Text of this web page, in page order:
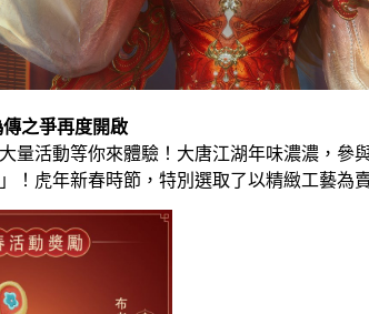
之爭再度開啟
量活動等你來體驗！大唐江湖年味濃濃，
！虎年新春時節，特別選取了以精緻工藝